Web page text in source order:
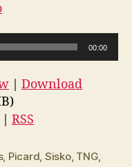
00:00
Download
RSS
, Picard, Sisko, TNG,